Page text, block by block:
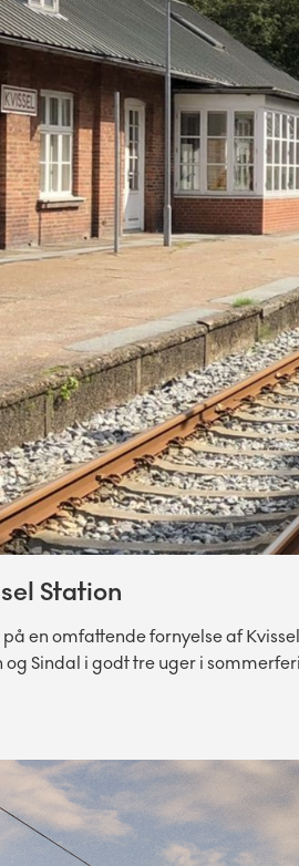
Station
en omfattende fornyelse af
Sindal i godt tre uger i